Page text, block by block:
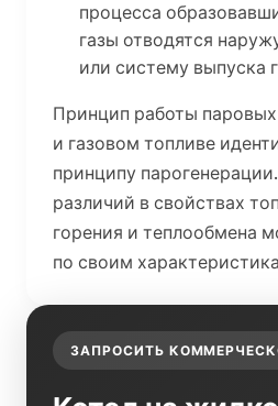
процесса
газы отводятся
или систему выпуска
Принцип работы
и газовом топливе
принципу
различий в свойствах
горения и теплообмена
по своим
ЗАПРОСИТЬ